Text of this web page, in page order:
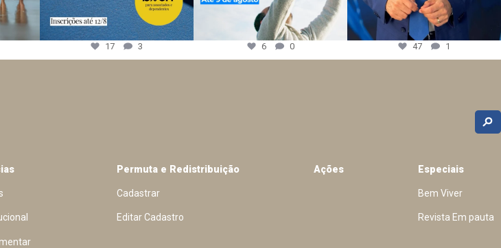
17 3 6 0 47 1
Permuta e Redistribuição
Cadastrar
Editar Cadastro
Ações Especiais
Bem Viver
Revista Em pauta